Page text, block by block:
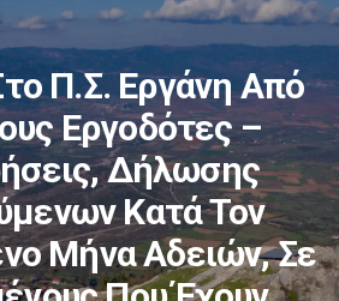
Π.Σ. Εργάνη Από
Εργοδότες –
Δήλωσης
Κατά Τον
Μήνα Αδειών, Σε